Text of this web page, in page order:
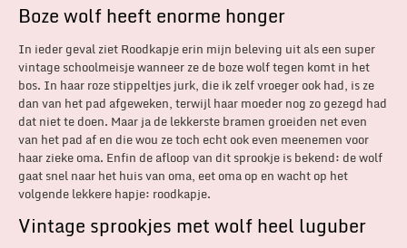
Boze wolf heeft enorme honger
In ieder geval ziet Roodkapje erin mijn beleving uit als een super
vintage schoolmeisje wanneer ze de boze wolf tegen komt in het
bos. In haar roze stippeltjes jurk, die ik zelf vroeger ook had, is ze
dan van het pad afgeweken, terwijl haar moeder nog zo gezegd had
dat niet te doen. Maar ja de lekkerste bramen groeiden net even
van het pad af en die wou ze toch echt ook even meenemen voor
haar zieke oma. Enfin de afloop van dit sprookje is bekend: de wolf
gaat snel naar het huis van oma, eet oma op en wacht op het
volgende lekkere hapje: roodkapje.
Vintage sprookjes met wolf heel luguber